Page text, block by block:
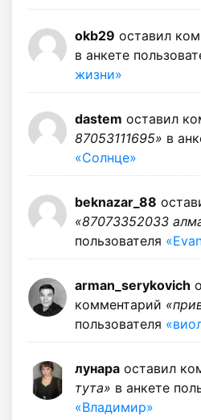
okb29 оставил
в анкете
жизни»
dastem оставил
87053111695» в
«Солнце»
beknazar_88
«87073352033
пользователя
arman_serykovich
комментарий
пользователя
лунара оставил
тута» в анкете
«Владимир»